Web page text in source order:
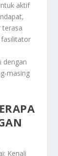
aktif
terasa
fasilitator
dengan
masing
Kenali